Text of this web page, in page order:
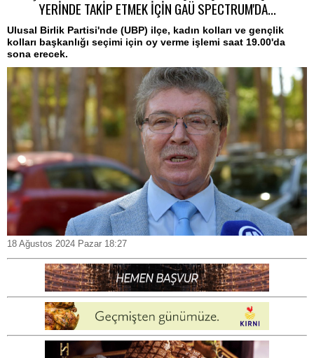
YERİNDE TAKİP ETMEK İÇİN GAÜ SPECTRUM'DA...
Ulusal Birlik Partisi'nde (UBP) ilçe, kadın kolları ve gençlik
kolları başkanlığı seçimi için oy verme işlemi saat 19.00'da
sona erecek.
18 Ağustos 2024 Pazar 18:27